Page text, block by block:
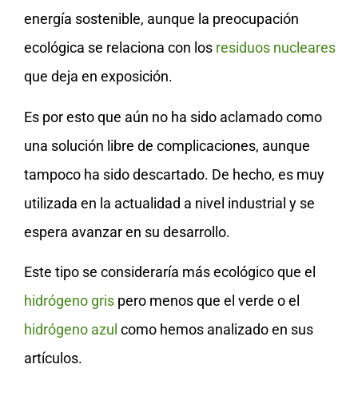
energía sostenible, aunque la preocupación
ecológica se relaciona con los residuos nucleares
que deja en exposición.
Es por esto que aún no ha sido aclamado como
una solución libre de complicaciones, aunque
tampoco ha sido descartado. De hecho, es muy
utilizada en la actualidad a nivel industrial y se
espera avanzar en su desarrollo.
Este tipo se consideraría más ecológico que el
hidrógeno gris pero menos que el verde o el
hidrógeno azul como hemos analizado en sus
artículos.